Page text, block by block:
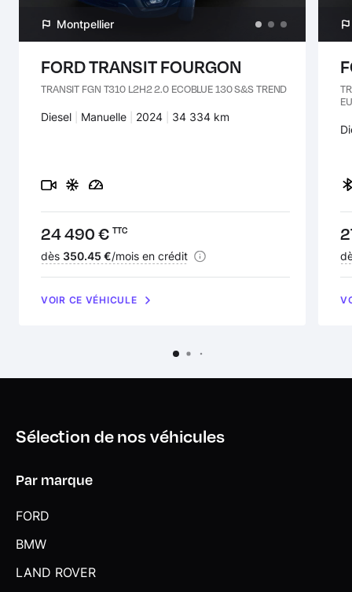
8 km/h
Verrouillage centralisé à commande à distance
Vide-poches dans les portes AV
Montpellier
FORD TRANSIT FOURGON
TRANSIT FGN T310 L2H2 2.0 ECOBLUE 130 S&S TREND
Carburant :
Diesel Transmission :
Manuelle Années :
2024 Kilomètres :
34 334 km
Prix :
24 490 € TTC
Financement :
dès 350.45 €/mois en crédit
VOIR CE VÉHICULE
Sélection de nos véhicules
Par marque
FORD
BMW
LAND ROVER